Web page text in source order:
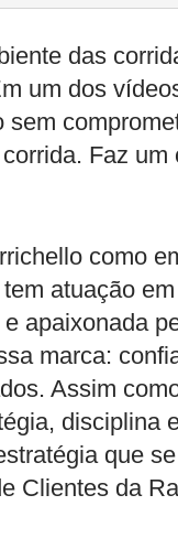
das
um dos
Faz
como
atuação
apaixonada
marca:
Assim
disciplina
que
Clientes da